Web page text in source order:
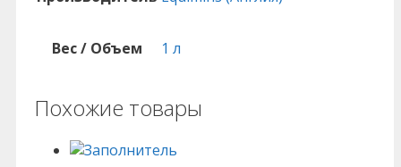
Вес / Объем 1 л
Похожие товары